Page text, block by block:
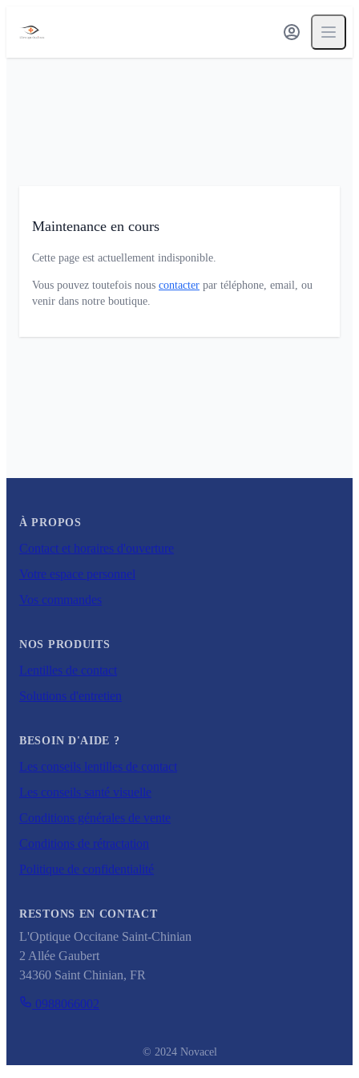
Maintenance en cours
Cette page est actuellement indisponible.
Vous pouvez toutefois nous contacter par téléphone, email, ou
venir dans notre boutique.
À PROPOS
Contact et horaires d'ouverture
Votre espace personnel
Vos commandes
NOS PRODUITS
Lentilles de contact
Solutions d'entretien
BESOIN D'AIDE ?
Les conseils lentilles de contact
Les conseils santé visuelle
Conditions générales de vente
Conditions de rétractation
Politique de confidentialité
RESTONS EN CONTACT
L'Optique Occitane Saint-Chinian
2 Allée Gaubert
34360 Saint Chinian, FR
0988066002
© 2024 Novacel